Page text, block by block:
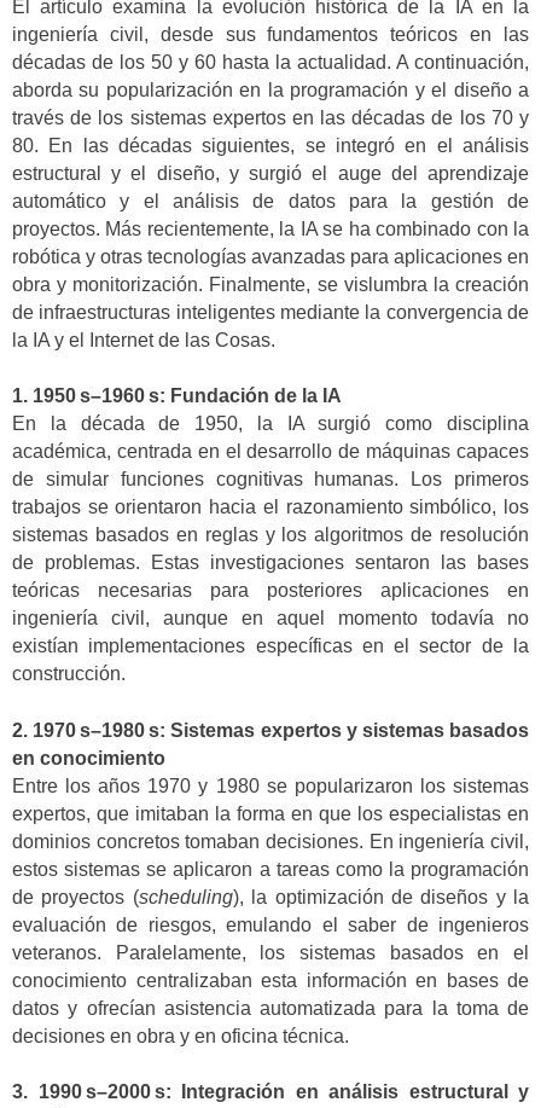
El artículo examina la evolución histórica de la IA en la
ingeniería civil, desde sus fundamentos teóricos en las
décadas de los 50 y 60 hasta la actualidad. A continuación,
aborda su popularización en la programación y el diseño a
través de los sistemas expertos en las décadas de los 70 y
80. En las décadas siguientes, se integró en el análisis
estructural y el diseño, y surgió el auge del aprendizaje
automático y el análisis de datos para la gestión de
proyectos. Más recientemente, la IA se ha combinado con la
robótica y otras tecnologías avanzadas para aplicaciones en
obra y monitorización. Finalmente, se vislumbra la creación
de infraestructuras inteligentes mediante la convergencia de
la IA y el Internet de las Cosas.
1. 1950 s–1960 s: Fundación de la IA
En la década de 1950, la IA surgió como disciplina
académica, centrada en el desarrollo de máquinas capaces
de simular funciones cognitivas humanas. Los primeros
trabajos se orientaron hacia el razonamiento simbólico, los
sistemas basados en reglas y los algoritmos de resolución
de problemas. Estas investigaciones sentaron las bases
teóricas necesarias para posteriores aplicaciones en
ingeniería civil, aunque en aquel momento todavía no
existían implementaciones específicas en el sector de la
construcción.
2. 1970 s–1980 s: Sistemas expertos y sistemas basados
en conocimiento
Entre los años 1970 y 1980 se popularizaron los sistemas
expertos, que imitaban la forma en que los especialistas en
dominios concretos tomaban decisiones. En ingeniería civil,
estos sistemas se aplicaron a tareas como la programación
de proyectos (scheduling), la optimización de diseños y la
evaluación de riesgos, emulando el saber de ingenieros
veteranos. Paralelamente, los sistemas basados en el
conocimiento centralizaban esta información en bases de
datos y ofrecían asistencia automatizada para la toma de
decisiones en obra y en oficina técnica.
3. 1990 s–2000 s: Integración en análisis estructural y